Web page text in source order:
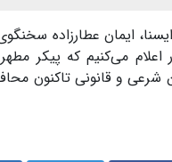
ایمان عطارزاده
می‌کنیم که پیکر
شرعی و قانونی